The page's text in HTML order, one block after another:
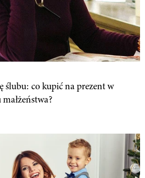
ślubu: co kupić na prezent w